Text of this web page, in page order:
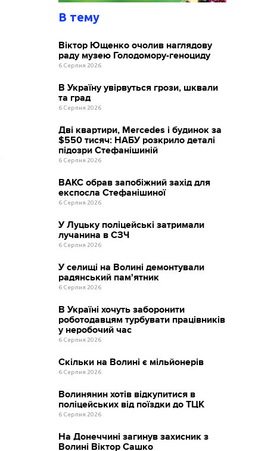
В тему
Віктор Ющенко очолив наглядову
раду музею Голодомору-геноциду
6 Серпня 2026
В Україну увірвуться грози, шквали
та град
6 Серпня 2026
Дві квартири, Mercedes і будинок за
$550 тисяч: НАБУ розкрило деталі
підозри Стефанішиній
6 Серпня 2026
ВАКС обрав запобіжний захід для
експосла Стефанішиної
6 Серпня 2026
У Луцьку поліцейські затримали
лучанина в СЗЧ
6 Серпня 2026
У селищі на Волині демонтували
радянський пам'ятник
6 Серпня 2026
В Україні хочуть заборонити
роботодавцям турбувати працівників
у неробочий час
6 Серпня 2026
Скільки на Волині є мільйонерів
6 Серпня 2026
Волинянин хотів відкупитися в
поліцейських від поїздки до ТЦК
6 Серпня 2026
На Донеччині загинув захисник з
Волині Віктор Сашко